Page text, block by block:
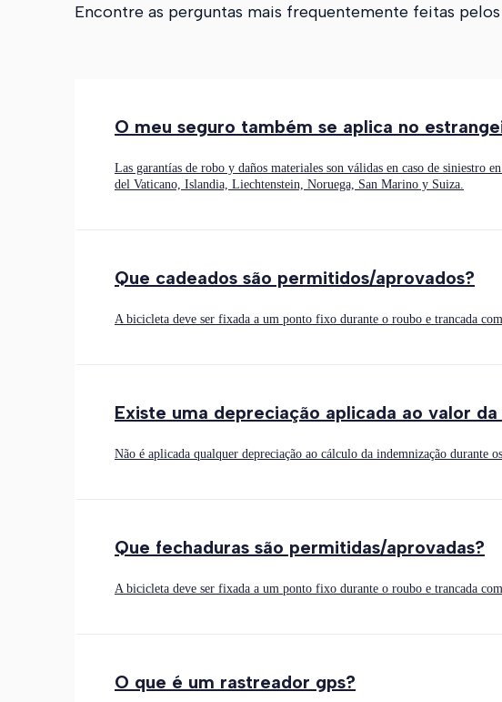
Encontre as perguntas mais frequentemente feitas
O meu seguro também se aplica no
Las garantías de robo y daños materiales son válidas en caso de
del Vaticano, Islandia, Liechtenstein, Noruega, San Marino y Suiza.
Que cadeados são permitidos/aprovados?
A bicicleta deve ser fixada a um ponto fixo durante o roubo e trancada
Existe uma depreciação aplicada ao valor
Não é aplicada qualquer depreciação ao cálculo da indemnização durante
Que fechaduras são permitidas/aprovadas?
A bicicleta deve ser fixada a um ponto fixo durante o roubo e trancada
O que é um rastreador gps?